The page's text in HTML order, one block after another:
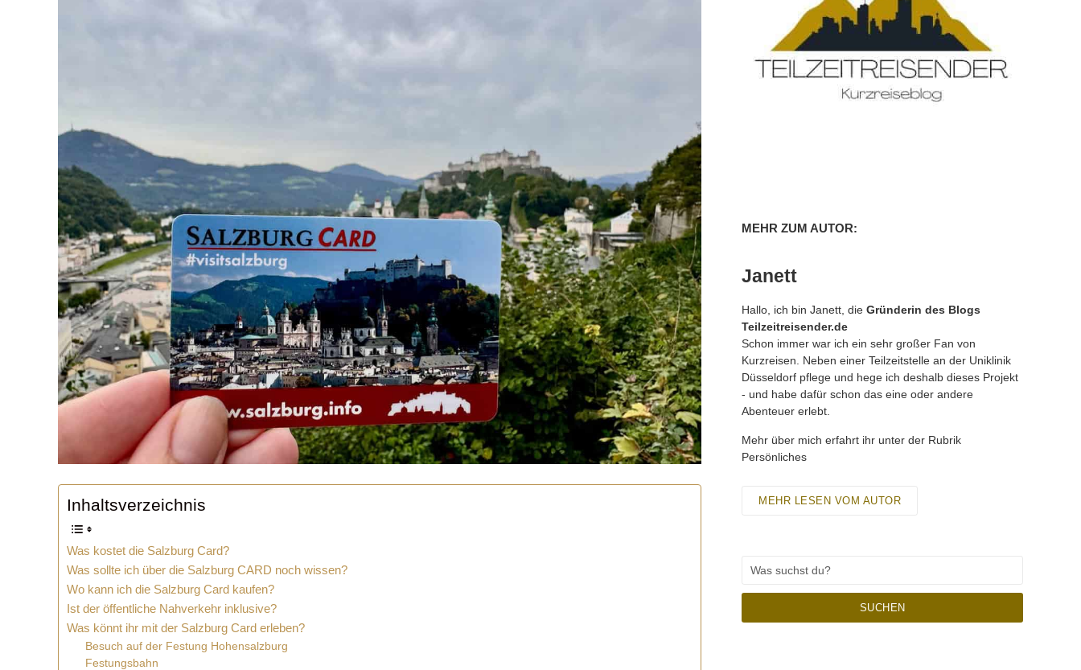
Inhaltsverzeichnis
Was kostet die Salzburg Card?
Was sollte ich über die Salzburg CARD noch wissen?
Wo kann ich die Salzburg Card kaufen?
Ist der öffentliche Nahverkehr inklusive?
Was könnt ihr mit der Salzburg Card erleben?
Besuch auf der Festung Hohensalzburg
Festungsbahn
MEHR ZUM AUTOR:
Janett
Hallo, ich bin Janett, die Gründerin des Blogs
Teilzeitreisender.de
Schon immer war ich ein sehr großer Fan von
Kurzreisen. Neben einer Teilzeitstelle an der Uniklinik
Düsseldorf pflege und hege ich deshalb dieses Projekt
- und habe dafür schon das eine oder andere
Abenteuer erlebt.
Mehr über mich erfahrt ihr unter der Rubrik
Persönliches
MEHR LESEN VOM AUTOR
SUCHEN